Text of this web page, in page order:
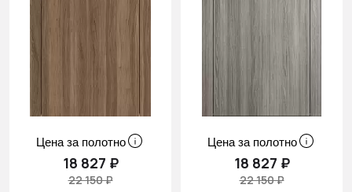
Цена за полотно
18 827 ₽
22 150 ₽
Цена за полотно
18 827 ₽
22 150 ₽